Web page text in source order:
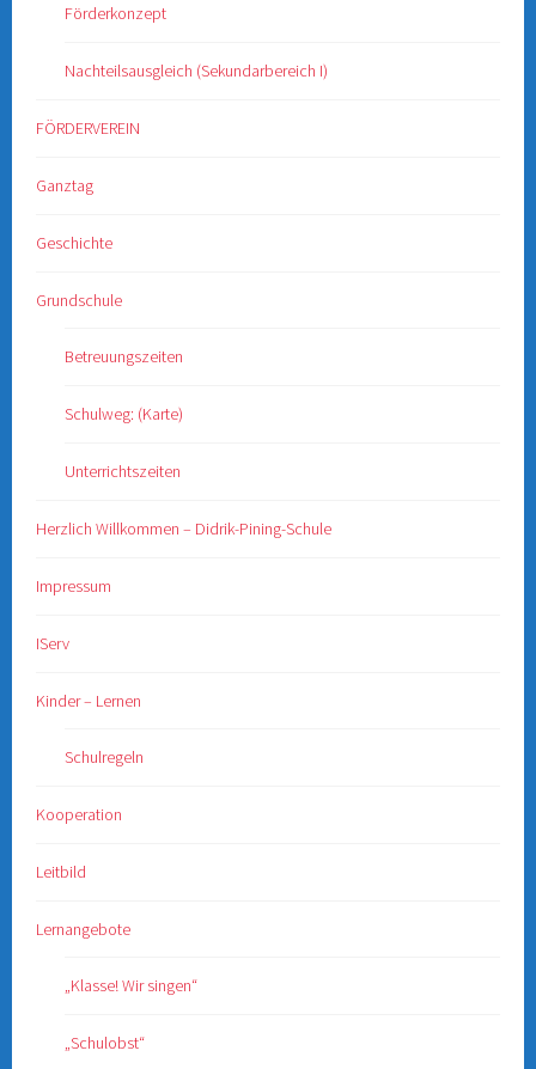
Förderkonzept
Nachteilsausgleich (Sekundarbereich I)
FÖRDERVEREIN
Ganztag
Geschichte
Grundschule
Betreuungszeiten
Schulweg: (Karte)
Unterrichtszeiten
Herzlich Willkommen – Didrik-Pining-Schule
Impressum
IServ
Kinder – Lernen
Schulregeln
Kooperation
Leitbild
Lernangebote
„Klasse! Wir singen“
„Schulobst“